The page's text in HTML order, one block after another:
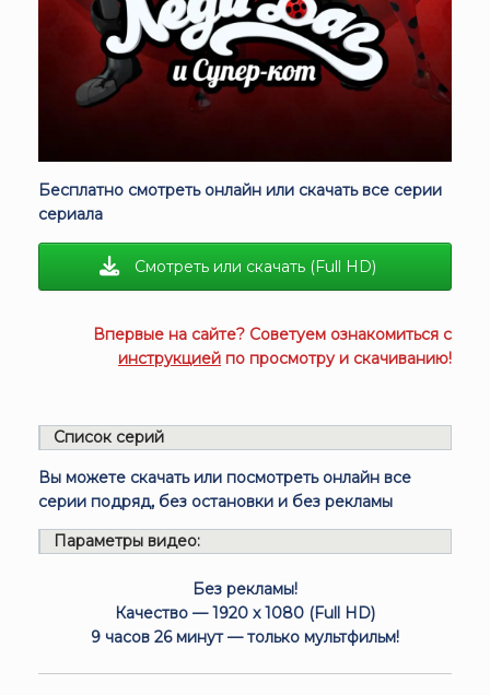
Бесплатно смотреть онлайн или скачать все серии
сериала
Смотреть или скачать (Full HD)
Впервые на сайте? Советуем ознакомиться с
инструкцией по просмотру и скачиванию!
Список серий
Вы можете скачать или посмотреть онлайн все
серии подряд, без остановки и без рекламы
Параметры видео:
Без рекламы!
Качество — 1920 x 1080 (Full HD)
9 часов 26 минут — только мультфильм!